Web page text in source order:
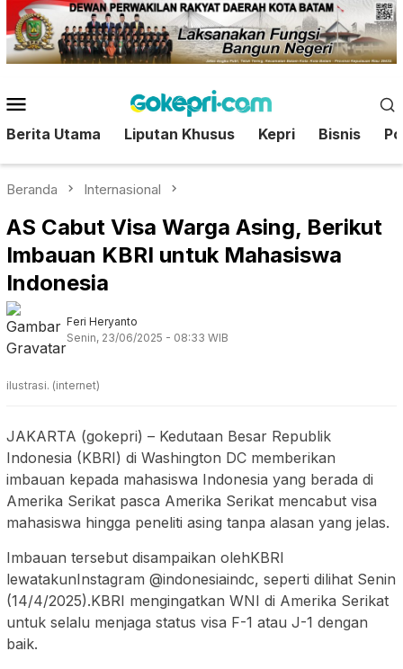
Loncat
ke
konten
Mobile
Berita Utama Liputan Khusus Kepri Bisnis
Beranda Internasional
AS Cabut Visa Warga Asing, Berikut
Imbauan KBRI untuk Mahasiswa
Indonesia
Feri Heryanto
Senin, 23/06/2025 - 08:33 WIB
ilustrasi. (internet)
JAKARTA (gokepri) – Kedutaan Besar Republik
Indonesia (KBRI) di Washington DC memberikan
imbauan kepada mahasiswa Indonesia yang berada di
Amerika Serikat pasca Amerika Serikat mencabut visa
mahasiswa hingga peneliti asing tanpa alasan yang jelas.
Imbauan tersebut disampaikan olehKBRI
lewatakunInstagram @indonesiaindc, seperti dilihat Senin
(14/4/2025).KBRI mengingatkan WNI di Amerika Serikat
untuk selalu menjaga status visa F-1 atau J-1 dengan
baik.